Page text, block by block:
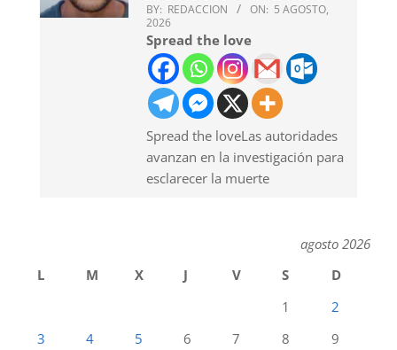
BY: REDACCION ON: 5 AGOSTO,
2026
Spread the love
Spread the loveLas autoridades
avanzan en la investigación para
esclarecer la muerte
agosto 2026
L
M X J V S
D
1
2
3
4 5 6 7 8
9